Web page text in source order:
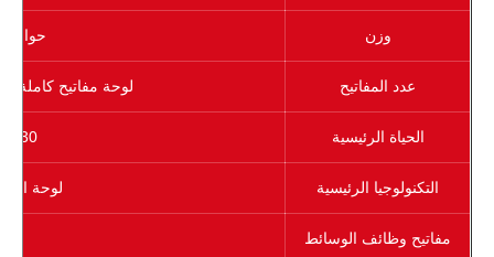
وزن حوالي 470 جرام
عدد المفاتيح لوحة مفاتيح كاملة الحجم:
الحياة الرئيسية 30 مليون مرة
التكنولوجيا الرئيسية لوحة
مفاتيح وظائف الوسائط